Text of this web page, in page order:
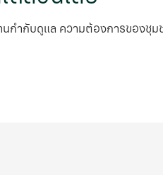
กํากับดูแล ความต้องการของชุ